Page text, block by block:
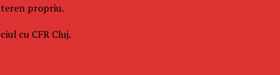
teren propriu.
cu CFR Cluj.